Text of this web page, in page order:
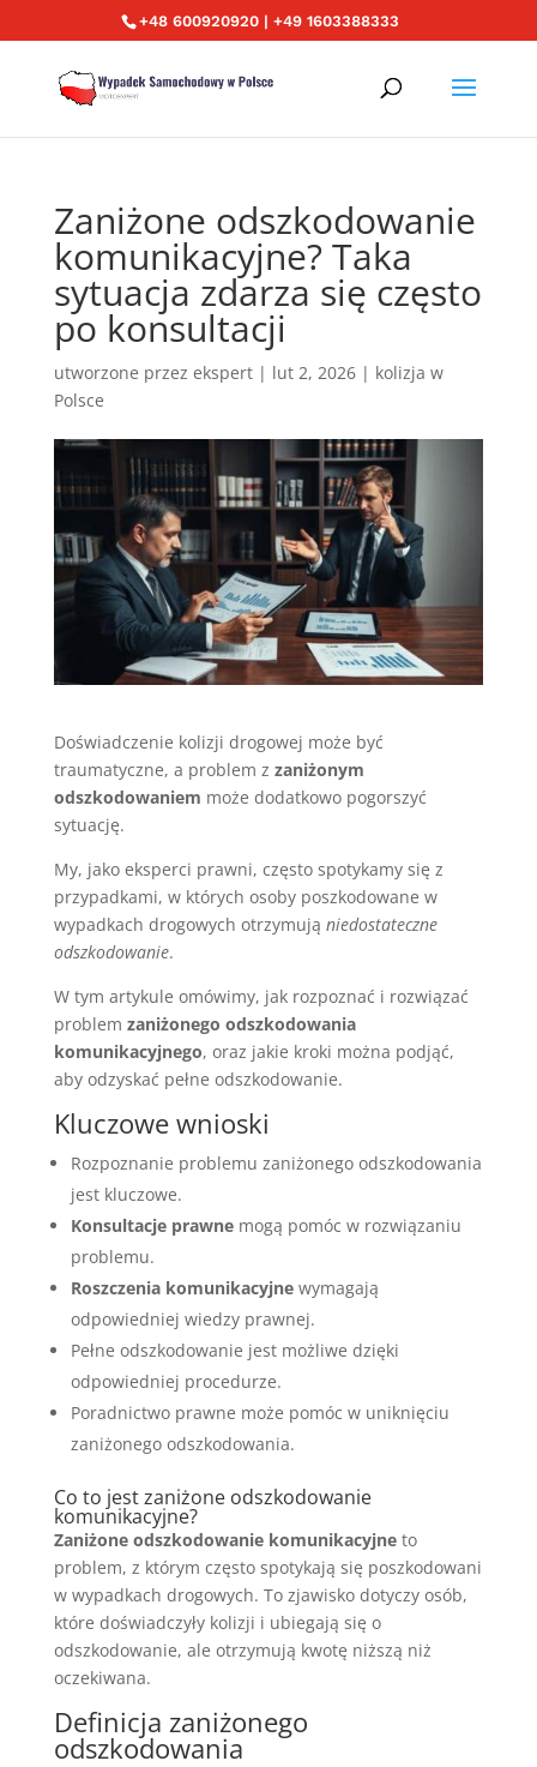
+48 600920920 | +49 1603388333
Zaniżone odszkodowanie
komunikacyjne? Taka
sytuacja zdarza się często
po konsultacji
utworzone przez ekspert| lut 2, 2026| kolizja w
Polsce
Doświadczenie kolizji drogowej może być
traumatyczne, a problem z zaniżonym
odszkodowaniem może dodatkowo pogorszyć
sytuację.
My, jako eksperci prawni, często spotykamy się z
przypadkami, w których osoby poszkodowane w
wypadkach drogowych otrzymują niedostateczne
odszkodowanie.
W tym artykule omówimy, jak rozpoznać i rozwiązać
problem zaniżonego odszkodowania
komunikacyjnego, oraz jakie kroki można podjąć,
aby odzyskać pełne odszkodowanie.
Kluczowe wnioski
Rozpoznanie problemu zaniżonego odszkodowania
jest kluczowe.
Konsultacje prawnemogą pomóc w rozwiązaniu
problemu.
Roszczenia komunikacyjnewymagają
odpowiedniej wiedzy prawnej.
Pełne odszkodowanie jest możliwe dzięki
odpowiedniej procedurze.
Poradnictwo prawne może pomóc w uniknięciu
zaniżonego odszkodowania.
Co to jest zaniżone odszkodowanie
komunikacyjne?
Zaniżone odszkodowanie komunikacyjneto
problem, z którym często spotykają się poszkodowani
w wypadkach drogowych. To zjawisko dotyczy osób,
które doświadczyły kolizji i ubiegają się o
odszkodowanie, ale otrzymują kwotę niższą niż
oczekiwana.
Definicja zaniżonego
odszkodowania